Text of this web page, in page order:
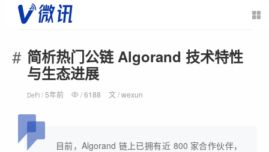
简析热门公链 Algorand 技术特性
与生态进展
DeFi / 5年前 /6188 文 /wexun
目前，Algorand 链上已拥有近 800 家合作伙伴，